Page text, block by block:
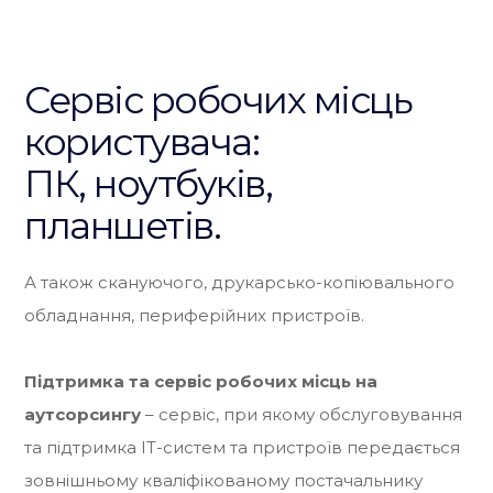
Сервіс робочих місць
користувача:
ПК, ноутбуків,
планшетів.
А також скануючого, друкарсько-копіювального
обладнання, периферійних пристроїв.
Підтримка та сервіс робочих місць на
аутсорсингу – сервіс, при якому обслуговування
та підтримка ІТ-систем та пристроїв передається
зовнішньому кваліфікованому постачальнику